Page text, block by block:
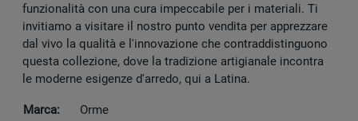
funzionalità con una cura impeccabile per i materiali. Ti
invitiamo a visitare il nostro punto vendita per apprezzare
dal vivo la qualità e l'innovazione che contraddistinguono
questa collezione, dove la tradizione artigianale incontra
le moderne esigenze d'arredo, qui a Latina.
Marca: Orme